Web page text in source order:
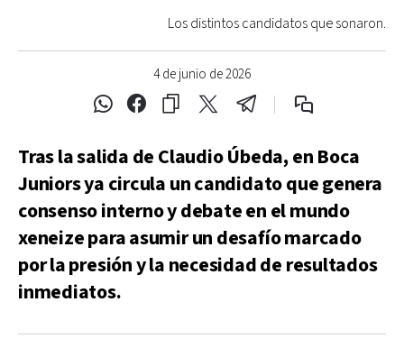
4 de junio de 2026
Los distintos candidatos que sonaron.
Tras la salida de Claudio Úbeda, en Boca
Juniors ya circula un candidato que genera
consenso interno y debate en el mundo
xeneize para asumir un desafío marcado
por la presión y la necesidad de resultados
inmediatos.